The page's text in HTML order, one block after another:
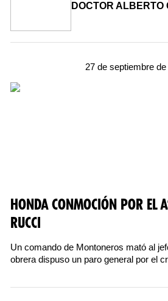
DOCTOR ALBERTO
HONDA CONMOCIÓN POR EL
RUCCI
Un comando de Montoneros mató al
obrera dispuso un paro general por el
27 de septiembre de